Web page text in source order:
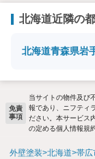
北海道近隣の
北海道青森県岩
免責
事項
当サイトの物件及び
報であり、ニフティ
ださい。本サービス
の定める個人情報規
外壁塗装 北海道 帯広